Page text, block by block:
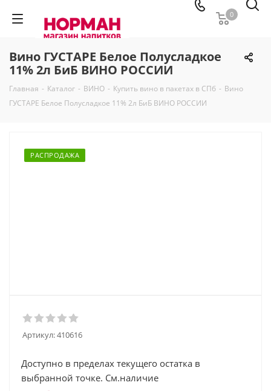
0
Вино ГУСТАРЕ Белое Полусладкое
11% 2л БиБ ВИНО РОССИИ
Главная - Каталог - ВИНО - Купить вино в пакетах в СПб - Вино
ГУСТАРЕ Белое Полусладкое 11% 2л БиБ ВИНО РОССИИ
РАСПРОДАЖА
Артикул:410616
Доступно в пределах текущего остатка в
выбранной точке. См.наличие